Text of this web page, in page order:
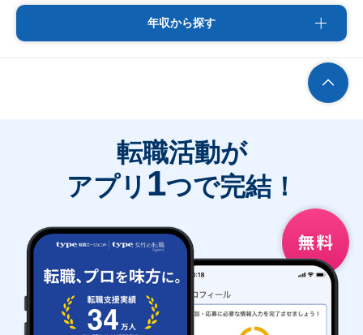
年収から探す
転職活動が
アプリ 1つで完結！